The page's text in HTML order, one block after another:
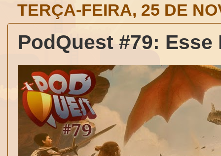
TERÇA-FEIRA, 25 DE
PodQuest #79: Esse